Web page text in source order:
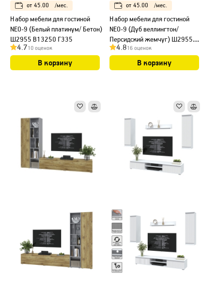
от 45.00 /мес.
Набор мебели для гостиной
NEO-9 (Белый платинум/ Бетон)
Ш2955 В13250 Г335
4.710 оценок
В корзину
от 45.00 /мес.
Набор мебели для гостиной
NEO-9 (Дуб веллингтон/
Персидский жемчуг) Ш2955
В13250 Г335
4.816 оценок
В корзину